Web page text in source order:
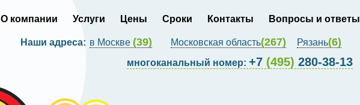
О компании Услуги Цены Сроки Контакты Вопросы и ответы
многоканальный номер: +7 (495) 280-38-13
Наши адреса: в Москве (39) Московская область(267) Рязань(6)